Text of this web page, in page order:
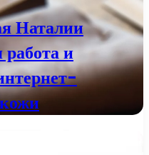
Наталии
и